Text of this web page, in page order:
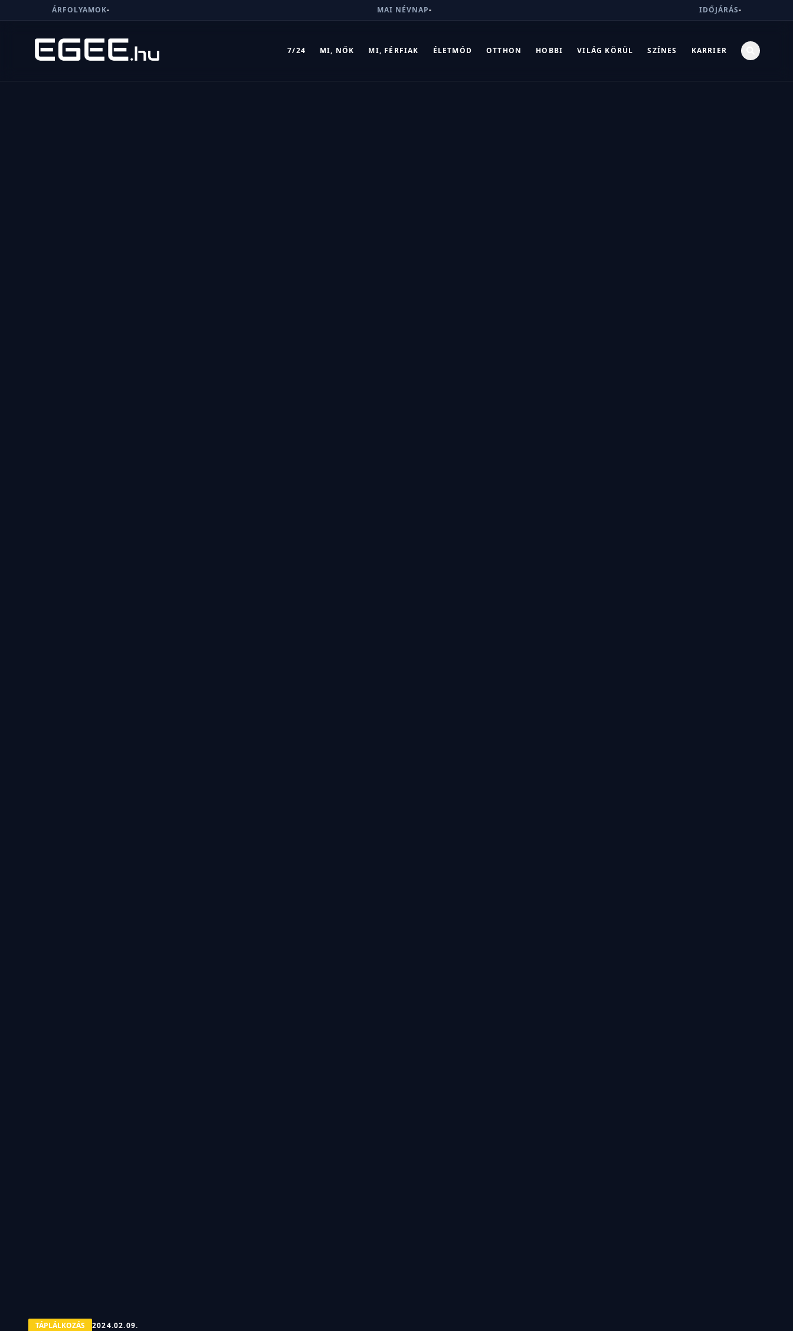
ÁRFOLYAMOK- MAI NÉVNAP- IDŐJÁRÁS-
7/24 MI, NŐK MI, FÉRFIAK ÉLETMÓD OTTHON HOBBI VILÁG KÖRÜL SZÍNES KARRIER
Menü
TÁPLÁLKOZÁS 2024.02.09.